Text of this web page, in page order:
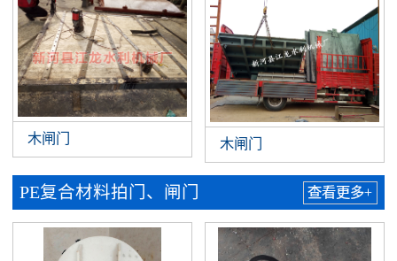
木闸门 木闸门
PE复合材料拍门、闸门 查看更多+